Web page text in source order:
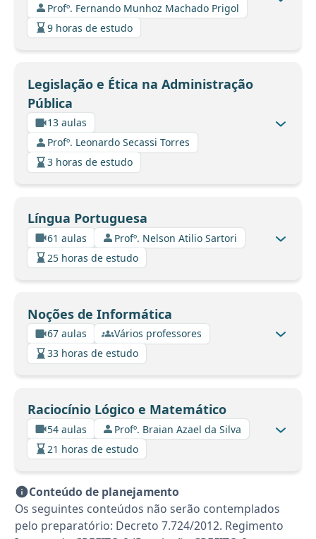
Profº. Fernando Munhoz Machado Prigol
9 horas de estudo
Legislação e Ética na Administração
Pública
13 aulas
Profº. Leonardo Secassi Torres
3 horas de estudo
Língua Portuguesa
61 aulas
Profº. Nelson Atilio Sartori
25 horas de estudo
Noções de Informática
67 aulas
Vários professores
33 horas de estudo
Raciocínio Lógico e Matemático
54 aulas
Profº. Braian Azael da Silva
21 horas de estudo
Conteúdo de planejamento
Os seguintes conteúdos não serão contemplados
pelo preparatório: Decreto 7.724/2012. Regimento